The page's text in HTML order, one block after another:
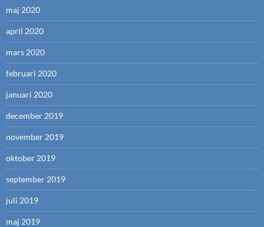
maj 2020
april 2020
mars 2020
februari 2020
januari 2020
december 2019
november 2019
oktober 2019
september 2019
juli 2019
maj 2019